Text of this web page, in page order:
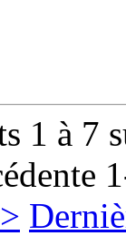
1 à 7